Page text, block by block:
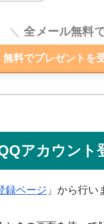
全メール無料
無料でプレゼントを
アカウント
録ページ 」から行い